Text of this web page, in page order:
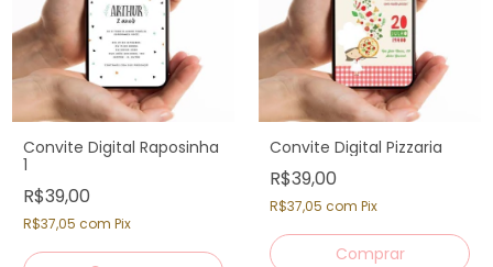
Convite Digital Raposinha
1
R$39,00
R$37,05 com Pix
Convite Digital Pizzaria
R$39,00
R$37,05 com Pix